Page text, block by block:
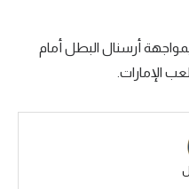
21 أغسطس بمواجهة أرسنال البطل أمام
الإمارات.